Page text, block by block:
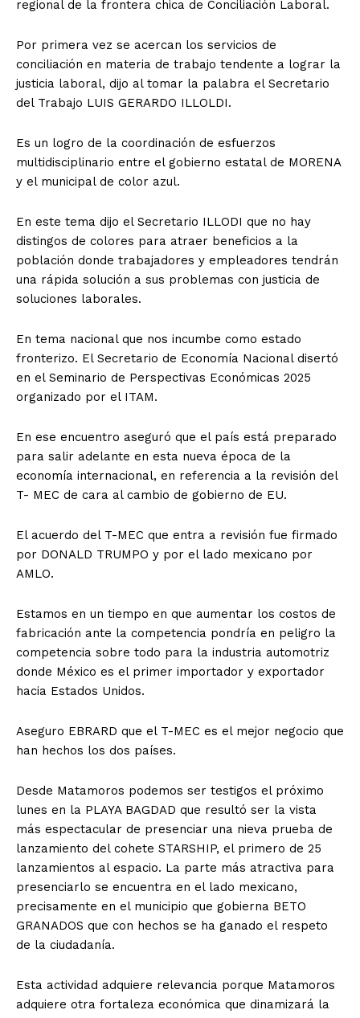
regional de la frontera chica de Conciliación Laboral.
Por primera vez se acercan los servicios de
conciliación en materia de trabajo tendente a lograr la
justicia laboral, dijo al tomar la palabra el Secretario
del Trabajo LUIS GERARDO ILLOLDI.
Es un logro de la coordinación de esfuerzos
multidisciplinario entre el gobierno estatal de MORENA
y el municipal de color azul.
En este tema dijo el Secretario ILLODI que no hay
distingos de colores para atraer beneficios a la
población donde trabajadores y empleadores tendrán
una rápida solución a sus problemas con justicia de
soluciones laborales.
En tema nacional que nos incumbe como estado
fronterizo. El Secretario de Economía Nacional disertó
en el Seminario de Perspectivas Económicas 2025
organizado por el ITAM.
En ese encuentro aseguró que el país está preparado
para salir adelante en esta nueva época de la
economía internacional, en referencia a la revisión del
T- MEC de cara al cambio de gobierno de EU.
El acuerdo del T-MEC que entra a revisión fue firmado
por DONALD TRUMPO y por el lado mexicano por
AMLO.
Estamos en un tiempo en que aumentar los costos de
fabricación ante la competencia pondría en peligro la
competencia sobre todo para la industria automotriz
donde México es el primer importador y exportador
hacia Estados Unidos.
Aseguro EBRARD que el T-MEC es el mejor negocio que
han hechos los dos países.
Desde Matamoros podemos ser testigos el próximo
lunes en la PLAYA BAGDAD que resultó ser la vista
más espectacular de presenciar una nieva prueba de
lanzamiento del cohete STARSHIP, el primero de 25
lanzamientos al espacio. La parte más atractiva para
presenciarlo se encuentra en el lado mexicano,
precisamente en el municipio que gobierna BETO
GRANADOS que con hechos se ha ganado el respeto
de la ciudadanía.
Esta actividad adquiere relevancia porque Matamoros
adquiere otra fortaleza económica que dinamizará la